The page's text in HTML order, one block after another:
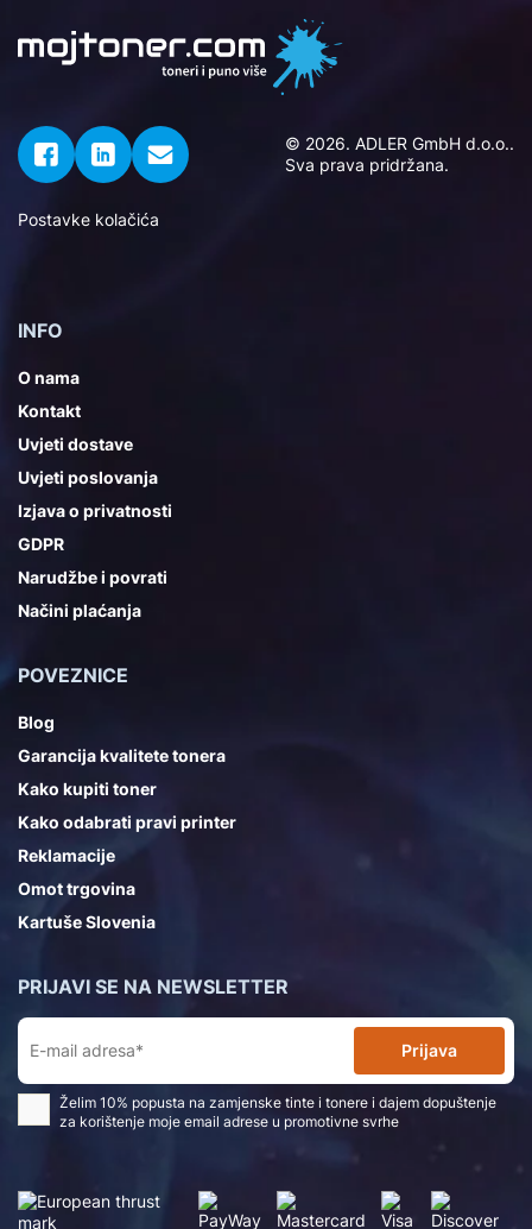
© 2026. ADLER GmbH d.o.o..
Sva prava pridržana.
Postavke kolačića
INFO
O nama
Kontakt
Uvjeti dostave
Uvjeti poslovanja
Izjava o privatnosti
GDPR
Narudžbe i povrati
Načini plaćanja
POVEZNICE
Blog
Garancija kvalitete tonera
Kako kupiti toner
Kako odabrati pravi printer
Reklamacije
Omot trgovina
Kartuše Slovenia
PRIJAVI SE NA NEWSLETTER
Prijava
Želim 10% popusta na zamjenske tinte i tonere i dajem dopuštenje
za korištenje moje email adrese u promotivne svrhe